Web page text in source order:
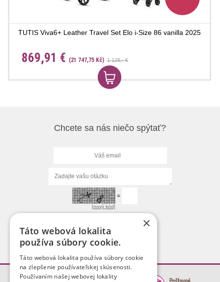
TUTIS Viva6+ Leather Travel Set Elo i-Size 86 vanilla 2025
869,91 € (21 747,75 Kč) 1 128,- €
Chcete sa nás niečo spýtať?
[nový kód]
=
×
Táto webová lokalita
používa súbory cookie.
Táto webová lokalita používa súbory cookie
na zlepšenie používateľskej skúsenosti.
Používaním našej webovej lokality